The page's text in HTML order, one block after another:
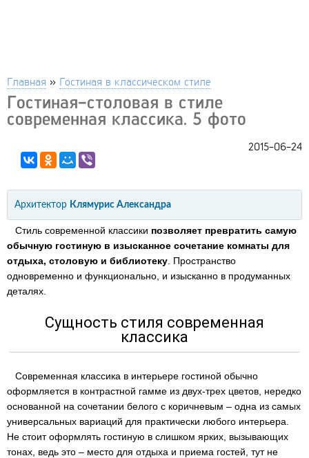
Главная » Гостиная в классическом стиле
Гостиная-столовая в стиле
современная классика. 5 фото
2015-06-24
Архитектор Клямурис Александра
Стиль современной классики позволяет превратить самую
обычную гостиную в изысканное сочетание комнаты для
отдыха, столовую и библиотеку . Пространство
одновременно и функционально, и изысканно в продуманных
деталях.
Сущность стиля современная
классика
Современная классика в интерьере гостиной обычно
оформляется в контрастной гамме из двух-трех цветов, нередко
основанной на сочетании белого с коричневым – одна из самых
универсальных вариаций для практически любого интерьера.
Не стоит оформлять гостиную в слишком ярких, вызывающих
тонах, ведь это – место для отдыха и приема гостей, тут не